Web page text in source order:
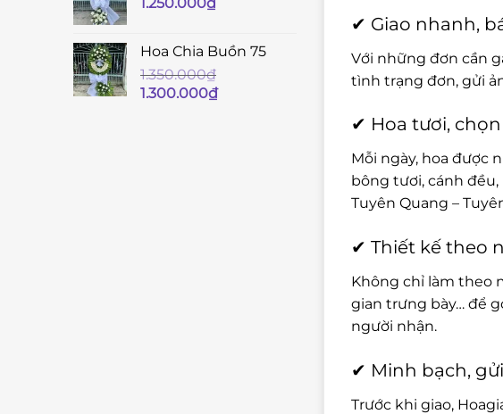
Hoa Chia Buồn 75
1.350.000₫
Giá
1.300.000₫Giá
✔ Giao nhanh,
Với những đơn cần
tình trạng đơn, gửi
✔ Hoa tươi,
Mỗi ngày, hoa được
bông tươi, cánh
Tuyên Quang –
✔ Thiết kế theo
Không chỉ làm theo
gian trưng bày… để
người nhận.
✔ Minh bạch,
Trước khi giao,